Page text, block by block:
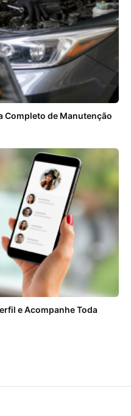
Completo de Manutenção
e Acompanhe Toda